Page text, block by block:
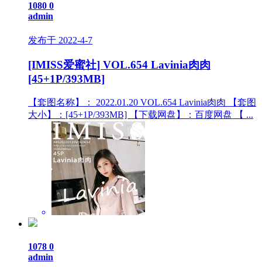
1080 0
admin
发布于 2022-4-7
[IMISS爱蜜社] VOL.654 Lavinia肉肉
[45+1P/393MB]
【套图名称】： 2022.01.20 VOL.654 Lavinia肉肉 【套图
大小】：[45+1P/393MB] 【下载网盘】：百度网盘 【 ...
1078 0
admin